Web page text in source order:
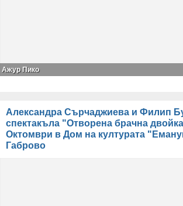
Ажур Пико
Александра Сърчаджиева и Филип
спектакъла "Отворена брачна
Октомври в Дом на културата
Габрово